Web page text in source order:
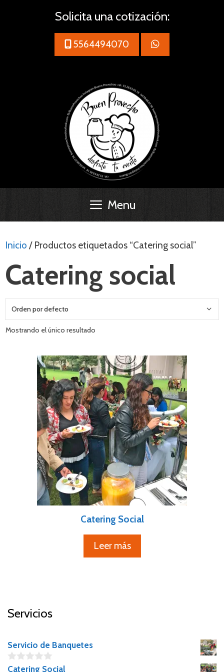
Solicita una cotización:
5564494070
Menu
Inicio / Productos etiquetados “Catering social”
Catering social
Mostrando el único resultado
Catering Social
Leer más
Servicios
Servicio de Banquetes
0
Catering Social